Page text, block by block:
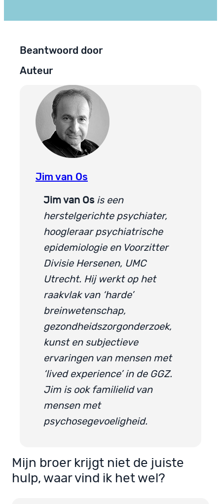
Beantwoord door
Auteur
Jim van Os
Jim van Os is een
herstelgerichte psychiater,
hoogleraar psychiatrische
epidemiologie en Voorzitter
Divisie Hersenen, UMC
Utrecht. Hij werkt op het
raakvlak van ‘harde’
breinwetenschap,
gezondheidszorgonderzoek,
kunst en subjectieve
ervaringen van mensen met
‘lived experience’ in de GGZ.
Jim is ook familielid van
mensen met
psychosegevoeligheid.
Mijn broer krijgt niet de juiste
hulp, waar vind ik het wel?